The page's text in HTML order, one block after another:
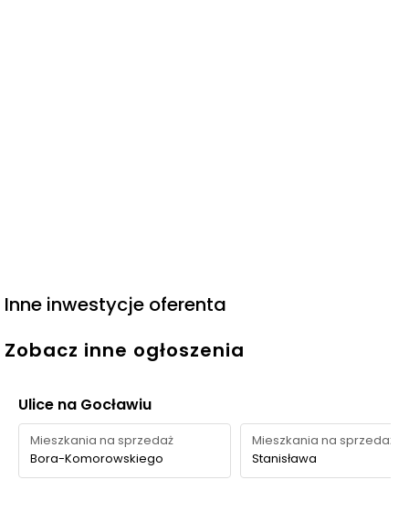
Inne inwestycje oferenta
Zobacz inne ogłoszenia
Ulice na Gocławiu
Mieszkania na sprzedaż
Bora-Komorowskiego
Mieszkania na sprzedaż
Stanisława